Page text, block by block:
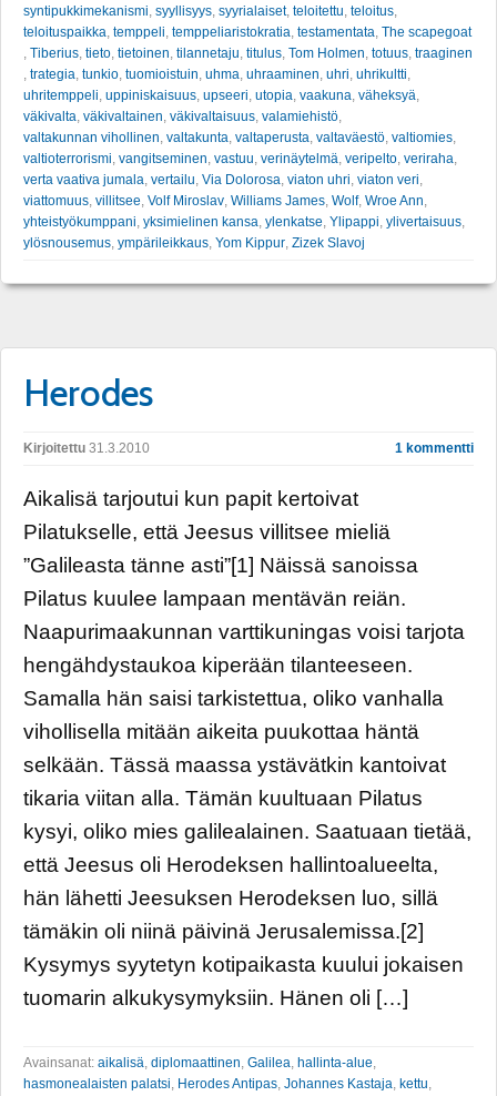
syntipukkimekanismi syyllisyys syyrialaiset, teloitettu teloitus
teloituspaikka temppeli temppeliaristokratia testamentata The scapegoat
Tiberius tieto tietoinen tilannetaju titulus Tom Holmen totuus traaginen
trategia tunkio tuomioistuin uhma uhraaminen uhri uhrikultti
uhritemppeli uppiniskaisuus upseeri utopia vaakuna väheksyä
väkivalta väkivaltainen väkivaltaisuus valamiehistö
valtakunnan vihollinen valtakunta valtaperusta valtaväestö valtiomies
valtioterrorismi vangitseminen vastuu verinäytelmä veripelto veriraha
verta vaativa jumala vertailu Via Dolorosa viaton uhri viaton veri
viattomuus villitsee Volf Miroslav Williams James Wolf, Wroe Ann
yhteistyökumppani yksimielinen kansa ylenkatse Ylipappi ylivertaisuus
ylösnousemus ympärileikkaus Yom Kippur Zizek Slavoj
Herodes
Kirjoitettu 31.3.2010 1 kommentti
Aikalisä tarjoutui kun papit kertoivat
Pilatukselle, että Jeesus villitsee mieliä
”Galileasta tänne asti”[1] Näissä sanoissa
Pilatus kuulee lampaan mentävän reiän.
Naapurimaakunnan varttikuningas voisi tarjota
hengähdystaukoa kiperään tilanteeseen.
Samalla hän saisi tarkistettua, oliko vanhalla
vihollisella mitään aikeita puukottaa häntä
selkään. Tässä maassa ystävätkin kantoivat
tikaria viitan alla. Tämän kuultuaan Pilatus
kysyi, oliko mies galilealainen. Saatuaan tietää,
että Jeesus oli Herodeksen hallintoalueelta,
hän lähetti Jeesuksen Herodeksen luo, sillä
tämäkin oli niinä päivinä Jerusalemissa.[2]
Kysymys syytetyn kotipaikasta kuului jokaisen
tuomarin alkukysymyksiin. Hänen oli […]
Avainsanat: aikalisä, diplomaattinen, Galilea, hallinta-alue,
hasmonealaisten palatsi, Herodes Antipas, Johannes Kastaja, kettu,